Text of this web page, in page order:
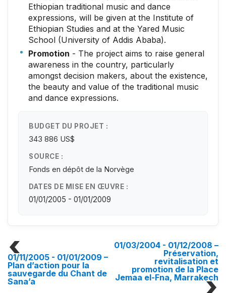
Ethiopian traditional music and dance
expressions, will be given at the Institute of
Ethiopian Studies and at the Yared Music
School (University of Addis Ababa).
Promotion - The project aims to raise general
awareness in the country, particularly
amongst decision makers, about the existence,
the beauty and value of the traditional music
and dance expressions.
BUDGET DU PROJET :
343 886 US$
SOURCE :
Fonds en dépôt de la Norvège
DATES DE MISE EN ŒUVRE :
01/01/2005 - 01/01/2009
01/11/2005 - 01/01/2009 –
Plan d’action pour la
sauvegarde du Chant de
Sana’a
01/03/2004 - 01/12/2008 –
Préservation,
revitalisation et
promotion de la Place
Jemaa el-Fna, Marrakech